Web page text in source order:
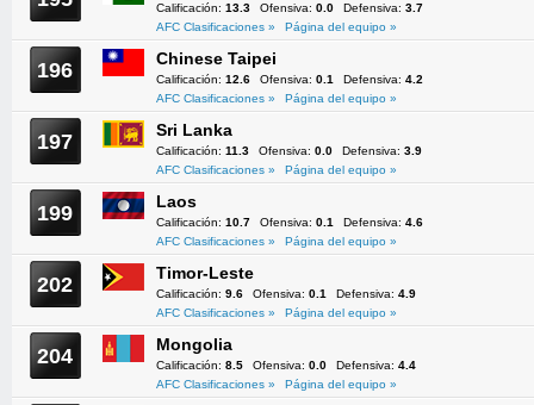
Calificación: 13.3 Ofensiva: 0.0 Defensiva: 3.7
AFC Clasificaciones »
Página del equipo »
196 Chinese Taipei
Calificación: 12.6 Ofensiva: 0.1 Defensiva: 4.2
AFC Clasificaciones »
Página del equipo »
197 Sri Lanka
Calificación: 11.3 Ofensiva: 0.0 Defensiva: 3.9
AFC Clasificaciones »
Página del equipo »
199 Laos
Calificación: 10.7 Ofensiva: 0.1 Defensiva: 4.6
AFC Clasificaciones »
Página del equipo »
202 Timor-Leste
Calificación: 9.6 Ofensiva: 0.1 Defensiva: 4.9
AFC Clasificaciones »
Página del equipo »
204 Mongolia
Calificación: 8.5 Ofensiva: 0.0 Defensiva: 4.4
AFC Clasificaciones »
Página del equipo »